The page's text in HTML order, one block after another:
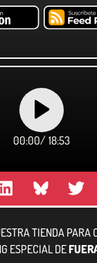
00:00/ 18:53
TIENDA PARA
ESPECIAL DE